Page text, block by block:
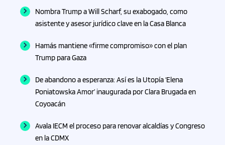
Nombra Trump a Will Scharf, su exabogado, como
asistente y asesor jurídico clave en la Casa Blanca
Hamás mantiene «firme compromiso» con el plan
Trump para Gaza
De abandono a esperanza: Así es la Utopía ‘Elena
Poniatowska Amor’ inaugurada por Clara Brugada en
Coyoacán
Avala IECM el proceso para renovar alcaldías y Congreso
en la CDMX